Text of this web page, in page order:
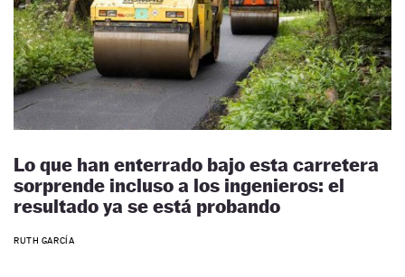
Lo que han enterrado bajo esta carretera
sorprende incluso a los ingenieros: el
resultado ya se está probando
RUTH GARCÍA